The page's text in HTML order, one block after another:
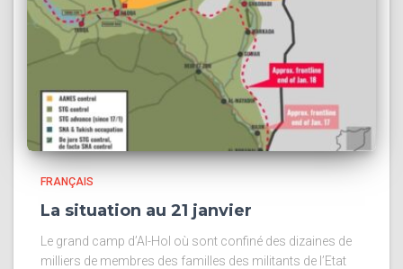
FRANÇAIS
La situation au 21 janvier
Le grand camp d’Al-Hol où sont confiné des dizaines de
milliers de membres des familles des militants de l’Etat